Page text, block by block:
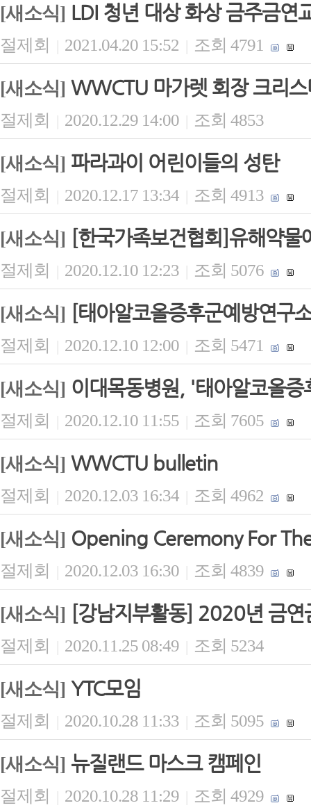
[새소식] LDI 청년 대상 화상 금주금연
절제회 | 2021.04.20 15:52 | 조회 4791
[새소식] WWCTU 마가렛 회장 크리
절제회 | 2020.12.29 14:00 | 조회 4853
[새소식] 파라과이 어린이들의 성탄
절제회 | 2020.12.17 13:34 | 조회 4913
[새소식] [한국가족보건협회]유해약
절제회 | 2020.12.10 12:23 | 조회 5076
[새소식] [태아알코올증후군예방연구
절제회 | 2020.12.10 12:00 | 조회 5471
[새소식] 이대목동병원, '태아알코올
절제회 | 2020.12.10 11:55 | 조회 7605
[새소식] WWCTU bulletin
절제회 | 2020.12.03 16:34 | 조회 4962
[새소식] Opening Ceremony For
절제회 | 2020.12.03 16:30 | 조회 4839
[새소식] [강남지부활동] 2020년 금
절제회 | 2020.11.25 08:49 | 조회 5234
[새소식] YTC모임
절제회 | 2020.10.28 11:33 | 조회 5095
[새소식] 뉴질랜드 마스크 캠페인
절제회 | 2020.10.28 11:29 | 조회 4929